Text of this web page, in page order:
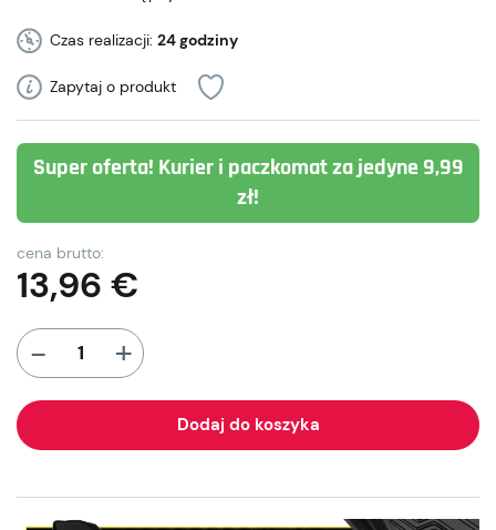
Czas realizacji: 24 godziny
Zapytaj o produkt
Super oferta! Kurier i paczkomat za jedyne 9,99
zł!
cena brutto:
13,96 €
- +
Dodaj do koszyka